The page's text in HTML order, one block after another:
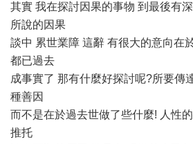
其實 我在探討因果的事物 到最後有
所說的因果
談中 累世業障 這辭 有很大的意向在
都已過去
成事實了 那有什麼好探討呢?所要傳
種善因
而不是在於過去世做了些什麼! 人性
推托